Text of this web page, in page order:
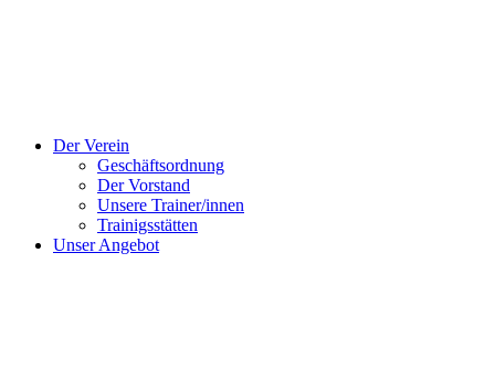
Der Verein
Geschäftsordnung
Der Vorstand
Unsere Trainer/innen
Trainigsstätten
Unser Angebot